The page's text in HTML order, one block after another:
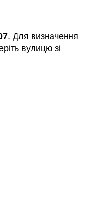
. Для визначення
вулицю зі